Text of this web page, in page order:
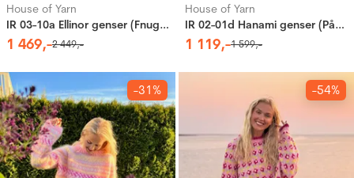
House of Yarn
IR 03-10a Ellinor genser (Fnugg in Florence)
1 469,-2 449,-
House of Yarn
IR 02-01d Hanami genser (Påfugl in Paris)
1 119,-1 599,-
-31% -54%